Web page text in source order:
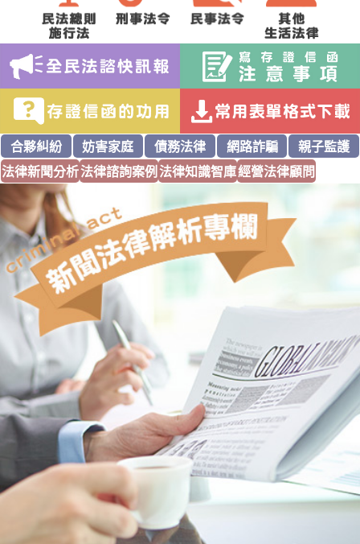
合夥糾紛 妨害家庭 債務法律 網路詐騙
親子監護
法律新聞分析法律諮詢案例法律知識智庫經營法律顧問